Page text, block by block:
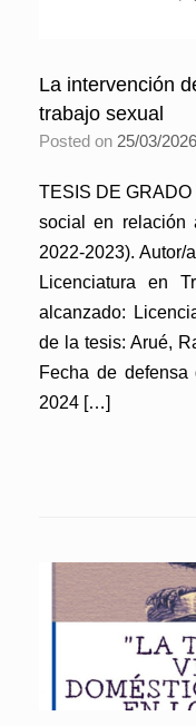
La intervención
trabajo sexual
Posted on 25/03/2026
TESIS DE
social en relación
2022-2023). Autor/
Licenciatura en
alcanzado:
de la tesis: Arué,
Fecha de
2024 […]